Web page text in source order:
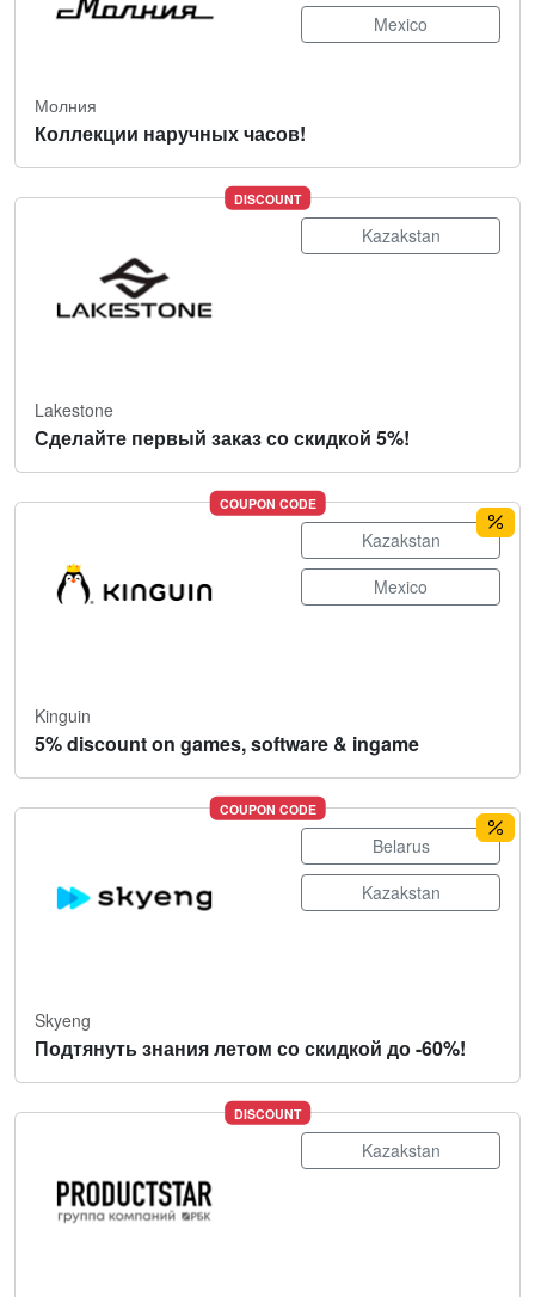
Mexico
Молния
Коллекции наручных часов!
DISCOUNT
Kazakstan
Lakestone
Сделайте первый заказ со скидкой 5%!
COUPON CODE
Kazakstan
Mexico
Kinguin
5% discount on games, software & ingame
COUPON CODE
Belarus
Kazakstan
Skyeng
Подтянуть знания летом со скидкой до -60%!
DISCOUNT
Kazakstan